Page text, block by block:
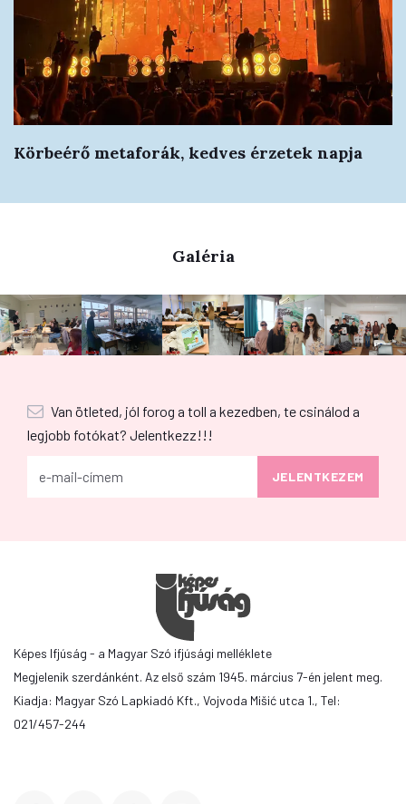
Körbeérő metaforák, kedves érzetek napja
Galéria
Van ötleted, jól forog a toll a kezedben, te csinálod a
legjobb fotókat? Jelentkezz!!!
Képes Ifjúság - a Magyar Szó ifjúsági melléklete
Megjelenik szerdánként. Az első szám 1945. március 7-én jelent meg.
Kiadja: Magyar Szó Lapkiadó Kft., Vojvoda Mišić utca 1., Tel:
021/457-244